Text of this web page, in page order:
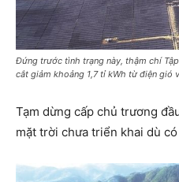
Đứng trước tình trạng này, thậm chí
cắt giảm khoảng 1,7 tỉ kWh từ điện gió
Tạm dừng cấp chủ trương
mặt trời chưa triển khai dù